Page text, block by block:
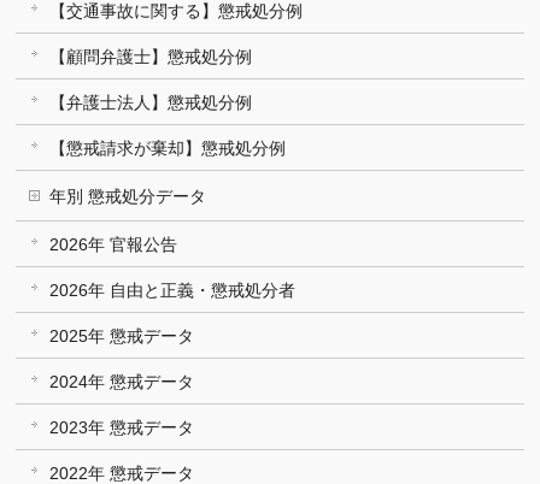
【交通事故に関する】懲戒処分例
【顧問弁護士】懲戒処分例
【弁護士法人】懲戒処分例
【懲戒請求が棄却】懲戒処分例
年別 懲戒処分データ
2026年 官報公告
2026年 自由と正義・懲戒処分者
2025年 懲戒データ
2024年 懲戒データ
2023年 懲戒データ
2022年 懲戒データ